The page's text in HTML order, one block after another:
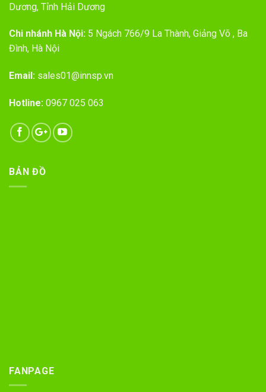
Dương, Tỉnh Hải Dương
Chi nhánh Hà Nội: 5 Ngách 766/9 La Thành, Giảng Võ , Ba
Đình, Hà Nội
Email: sales01@innsp.vn
Hotline: 0967 025 063
BẢN ĐỒ
FANPAGE